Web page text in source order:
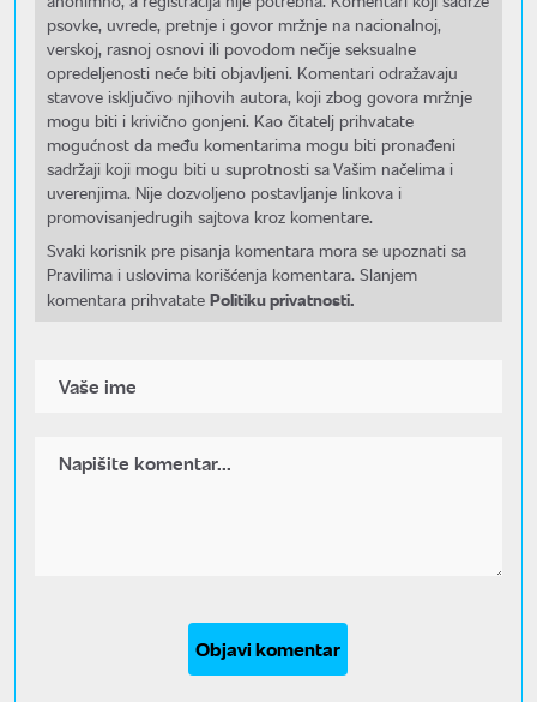
psovke, uvrede, pretnje i govor mržnje na nacionalnoj,
verskoj, rasnoj osnovi ili povodom nečije seksualne
opredeljenosti neće biti objavljeni. Komentari odražavaju
stavove isključivo njihovih autora, koji zbog govora mržnje
mogu biti i krivično gonjeni. Kao čitatelj prihvatate
mogućnost da među komentarima mogu biti pronađeni
sadržaji koji mogu biti u suprotnosti sa Vašim načelima i
uverenjima. Nije dozvoljeno postavljanje linkova i
promovisanjedrugih sajtova kroz komentare.
Svaki korisnik pre pisanja komentara mora se upoznati sa
Pravilima i uslovima korišćenja komentara. Slanjem
komentara prihvatate Politiku privatnosti.
Objavi komentar